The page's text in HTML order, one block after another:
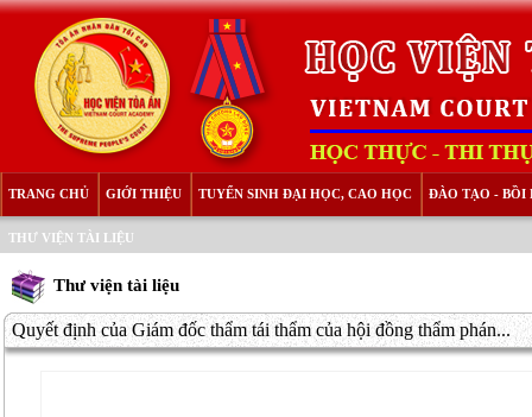
TRANG CHỦ GIỚI THIỆU TUYỂN SINH ĐẠI HỌC, CAO HỌC ĐÀO TẠO - BỒI
THƯ VIỆN TÀI LIỆU
Thư viện tài liệu
Quyết định của Giám đốc thẩm tái thẩm của hội đồng thẩm phán...